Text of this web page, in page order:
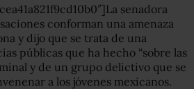
senadora
conforman una amenaza
y dijo que se trata de una
públicas que ha hecho “sobre las
y de un grupo delictivo que se
a los jóvenes mexicanos.